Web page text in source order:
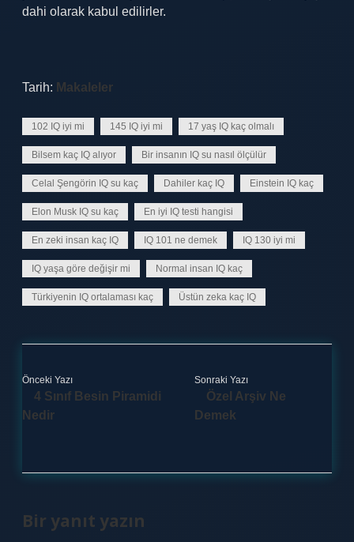
dahi olarak kabul edilirler.
Tarih: Makaleler
102 IQ iyi mi 145 IQ iyi mi 17 yaş IQ kaç olmalı
Bilsem kaç IQ alıyor Bir insanın IQ su nasıl ölçülür
Celal Şengörin IQ su kaç Dahiler kaç IQ Einstein IQ kaç
Elon Musk IQ su kaç En iyi IQ testi hangisi
En zeki insan kaç IQ IQ 101 ne demek IQ 130 iyi mi
IQ yaşa göre değişir mi Normal insan IQ kaç
Türkiyenin IQ ortalaması kaç Üstün zeka kaç IQ
Önceki Yazı
4 Sınıf Besin Piramidi
Nedir
Sonraki Yazı
Özel Arşiv Ne
Demek
Bir yanıt yazın